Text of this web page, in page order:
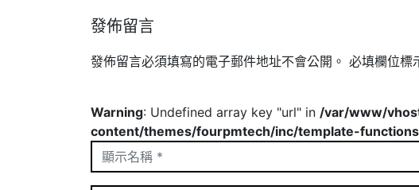
發佈留言
發佈留言必須填寫的電子郵件地址不會公開。 必填欄位標
Warning: Undefined array key "url" in /var/www/
content/themes/fourpmtech/inc/template-